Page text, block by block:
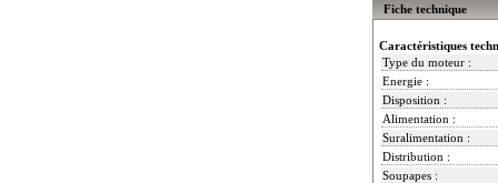
Fiche technique
Caractéristiques
Type du moteur :
Energie :
Disposition :
Alimentation :
Suralimentation :
Distribution :
Soupapes :